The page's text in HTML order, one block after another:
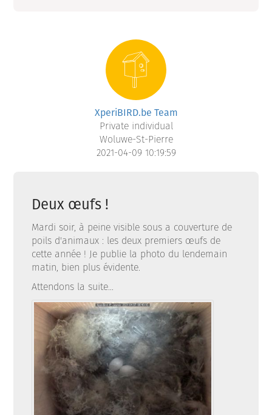
XperiBIRD.be Team
Private individual
Woluwe-St-Pierre
2021-04-09 10:19:59
Deux œufs !
Mardi soir, à peine visible sous a couverture de
poils d'animaux : les deux premiers œufs de
cette année ! Je publie la photo du lendemain
matin, bien plus évidente.
Attendons la suite...